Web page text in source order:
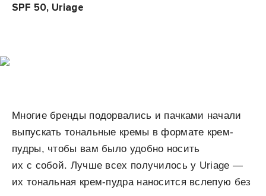
SPF 50, Uriage
Многие бренды подорвались и пачками начали
выпускать тональные кремы в формате крем-
пудры, чтобы вам было удобно носить
их с собой. Лучше всех получилось у Uriage —
их тональная крем-пудра наносится вслепую без